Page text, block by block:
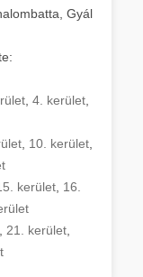
Gyál
4. kerület
10. kerület
kerület, 16.
21. kerület,